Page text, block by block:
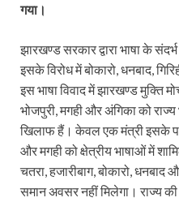
गया।
झारखण्ड सरकार द्वारा भाषा के
इसके विरोध में बोकारो, धनबाद,
इस भाषा विवाद में झारखण्ड मुक्ति
भोजपुरी, मगही और अंगिका को
खिलाफ हैं। केवल एक मंत्री इसके
और मगही को क्षेत्रीय भाषाओं में
चतरा, हजारीबाग, बोकारो, धनबाद
समान अवसर नहीं मिलेगा। राज्य की